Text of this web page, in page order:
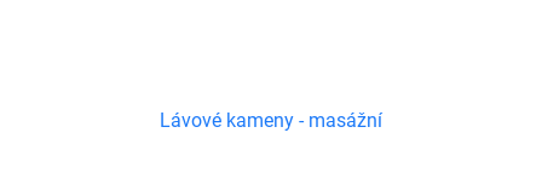
Lávové kameny - masážní